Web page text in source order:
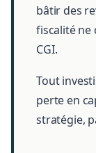
bâtir des
fiscalité ne
CGI.
Tout
perte en
stratégie,